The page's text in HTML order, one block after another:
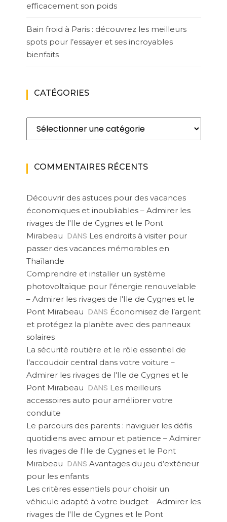
efficacement son poids
Bain froid à Paris : découvrez les meilleurs
spots pour l’essayer et ses incroyables
bienfaits
CATÉGORIES
Catégories
COMMENTAIRES RÉCENTS
Découvrir des astuces pour des vacances
économiques et inoubliables – Admirer les
rivages de l'Ile de Cygnes et le Pont
Mirabeau DANS Les endroits à visiter pour
passer des vacances mémorables en
Thaïlande
Comprendre et installer un système
photovoltaïque pour l’énergie renouvelable
– Admirer les rivages de l'Ile de Cygnes et le
Pont Mirabeau DANS Économisez de l’argent
et protégez la planète avec des panneaux
solaires
La sécurité routière et le rôle essentiel de
l’accoudoir central dans votre voiture –
Admirer les rivages de l'Ile de Cygnes et le
Pont Mirabeau DANS Les meilleurs
accessoires auto pour améliorer votre
conduite
Le parcours des parents : naviguer les défis
quotidiens avec amour et patience – Admirer
les rivages de l'Ile de Cygnes et le Pont
Mirabeau DANS Avantages du jeu d’extérieur
pour les enfants
Les critères essentiels pour choisir un
véhicule adapté à votre budget – Admirer les
rivages de l'Ile de Cygnes et le Pont